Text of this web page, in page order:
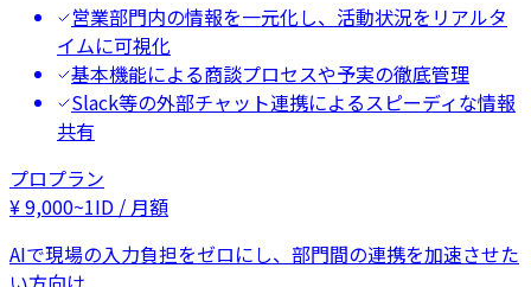
営業部門内の情報を一元化し、活動状況をリアルタ
イムに可視化
基本機能による商談プロセスや予実の徹底管理
Slack等の外部チャット連携によるスピーディな情報
共有
プロプラン
¥9,000~1ID / 月額
AIで現場の入力負担をゼロにし、部門間の連携を加速させた